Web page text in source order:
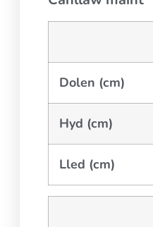
Dolen (cm)
Hyd (cm)
Lled (cm)